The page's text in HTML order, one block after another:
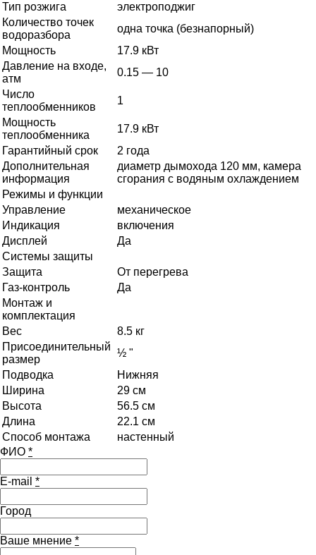
Тип розжига
электроподжиг
Количество точек
водоразбора
одна точка (безнапорный)
Мощность
17.9 кВт
Давление на входе,
атм
0.15 — 10
Число
теплообменников
1
Мощность
теплообменника
17.9 кВт
Гарантийный срок
2 года
Дополнительная
информация
диаметр дымохода 120 мм, камера
сгорания с водяным охлаждением
Режимы и функции
Управление
механическое
Индикация
включения
Дисплей
Да
Системы защиты
Защита
От перегрева
Газ-контроль
Да
Монтаж и
комплектация
Вес
8.5 кг
Присоединительный
размер
½ "
Подводка
Нижняя
Ширина
29 см
Высота
56.5 см
Длина
22.1 см
Способ монтажа
настенный
ФИО *
E-mail *
Город
Ваше мнение *